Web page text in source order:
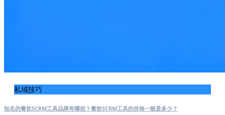
私域技巧
知名的餐饮SCRM工具品牌有哪些？餐饮SCRM工具的价格一般是多少？